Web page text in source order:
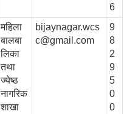
6
महिला
बालबा
लिका
तथा
ज्येष्ठ
नागरिक
शाखा
bijaynagar.wcs
c@gmail.com
9
8
2
9
5
0
0